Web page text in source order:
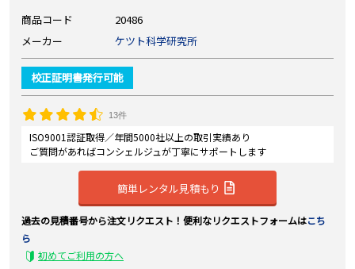
商品コード
20486
メーカー
ケツト科学研究所
校正証明書発行可能
13件
ISO9001認証取得／年間5000社以上の取引実績あり
ご質問があればコンシェルジュが丁寧にサポートします
簡単レンタル見積もり
過去の見積番号から注文リクエスト！便利なリクエストフォームはこち
ら
初めてご利用の方へ